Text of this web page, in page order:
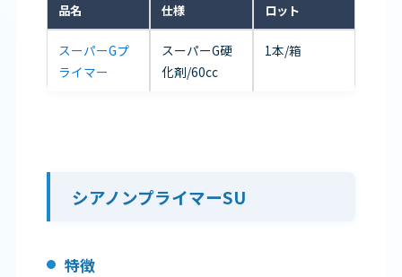
品名 仕様 ロット
スーパーGプ
ライマー
スーパーG硬
化剤/60cc
1本/箱
シアノンプライマーSU
特徴